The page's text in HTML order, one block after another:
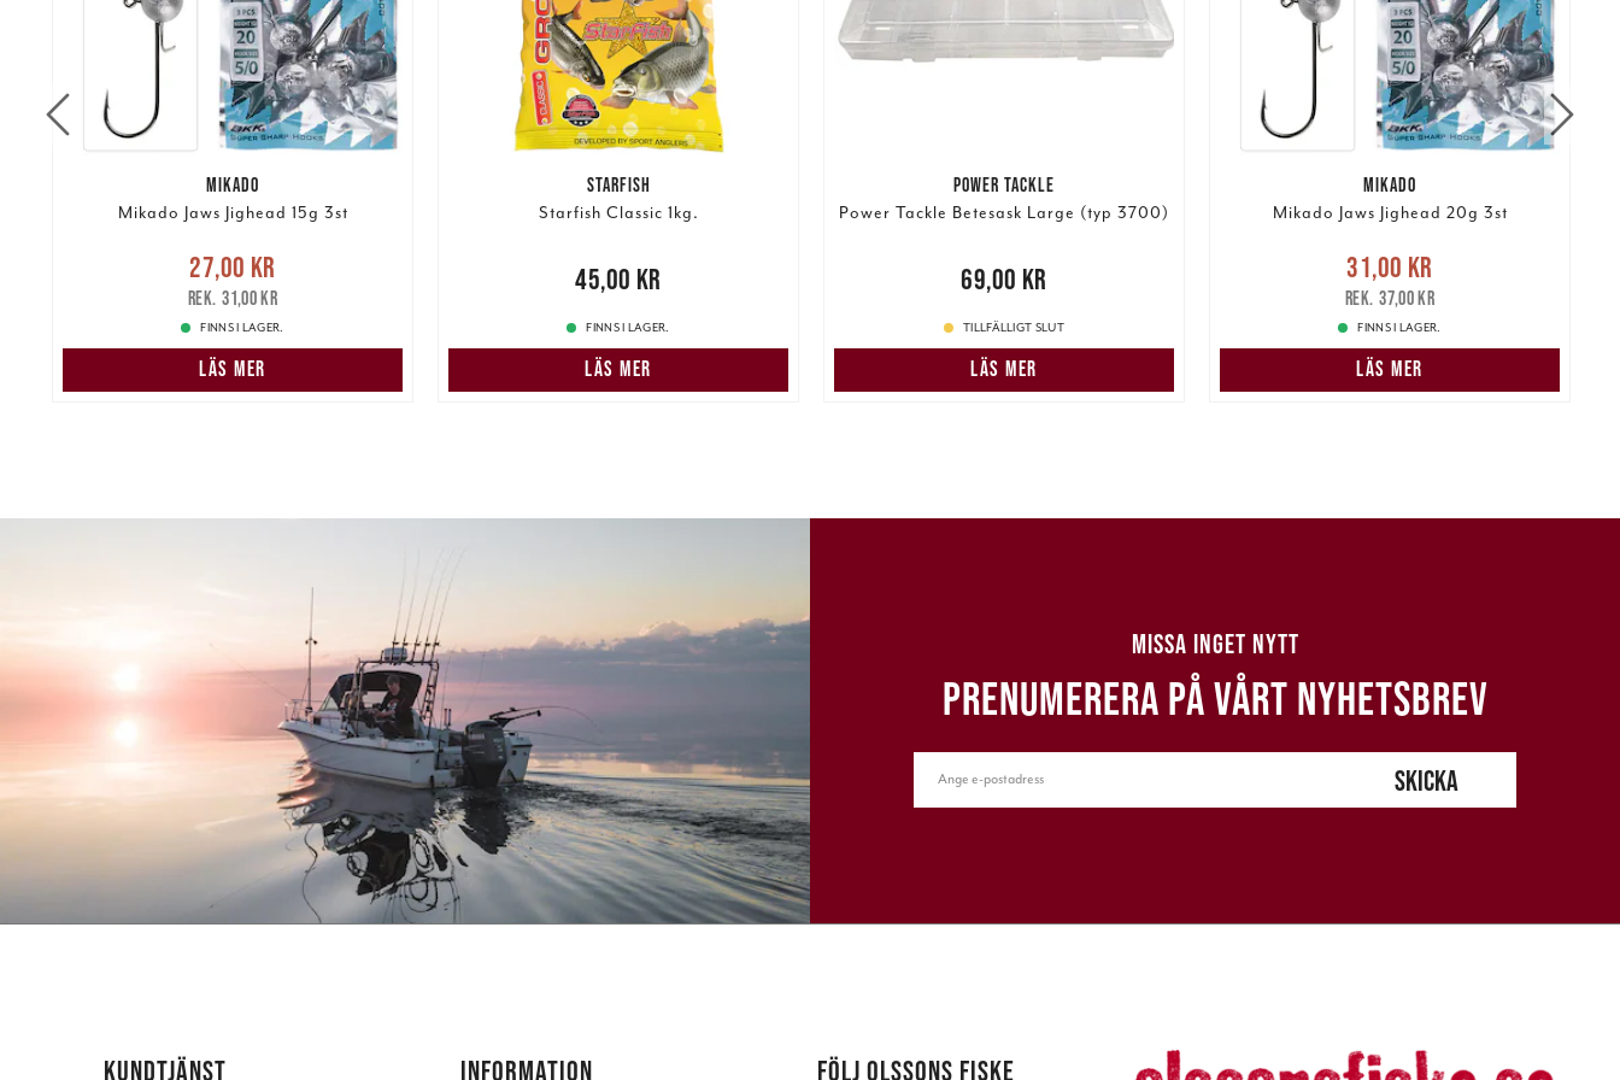
MIKADO
Mikado Jaws Jighead 15g 3st
Nuvarande pris :27,00 kr
pris: 31,00 kr
27,00 kr
31,00 kr
FINNS I LAGER.
LÄS MER
STARFISH
Starfish Classic 1kg.
45,00 kr45,00 kr
FINNS I LAGER.
LÄS MER
POWER TACKLE
Power Tackle Betesask Large (typ 3700)
69,00 kr69,00 kr
TILLFÄLLIGT SLUT
LÄS MER
MIKADO
Mikado Jaws Jighead 20g 3st
Nuvarande pris :31,00 kr
pris: 37,00 kr
31,00 kr
37,00 kr
FINNS I LAGER.
LÄS MER
MISSA INGET NYTT
PRENUMERERA PÅ VÅRT NYHETSBREV
SKICKA
KUNDTJÄNST INFORMATION FÖLJ OLSSONS FISKE